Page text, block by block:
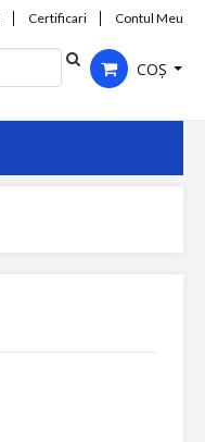
Certificari Contul Meu
COȘ